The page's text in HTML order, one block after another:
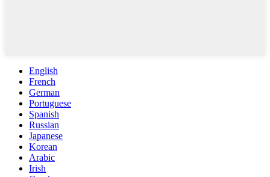
English
French
German
Portuguese
Spanish
Russian
Japanese
Korean
Arabic
Irish